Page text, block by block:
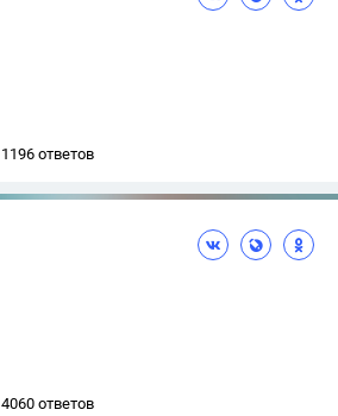
1196 ответов
4060 ответов